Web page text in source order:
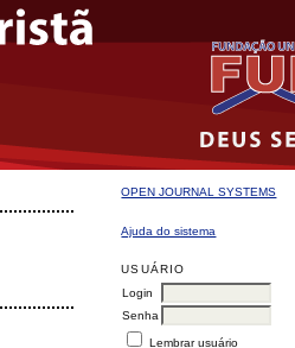
OPEN JOURNAL SYSTEMS
Ajuda do sistema
USUÁRIO
Login
Senha
Lembrar usuário